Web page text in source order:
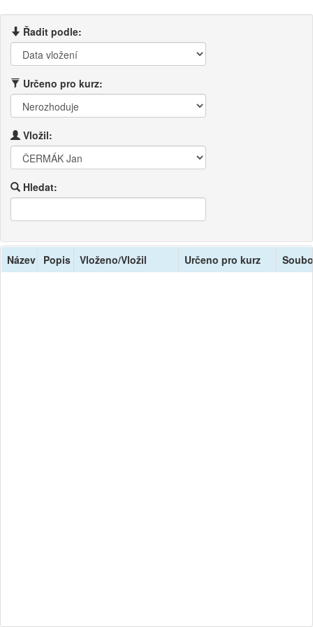
Řadit podle:
Určeno pro kurz:
Vložil:
Hledat:
Název Popis Vloženo/Vložil Určeno pro kurz